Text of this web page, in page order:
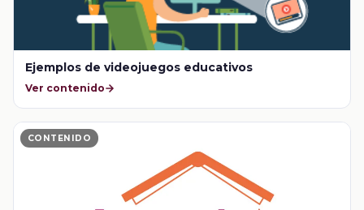
Ejemplos de videojuegos educativos
Ver contenido
CONTENIDO